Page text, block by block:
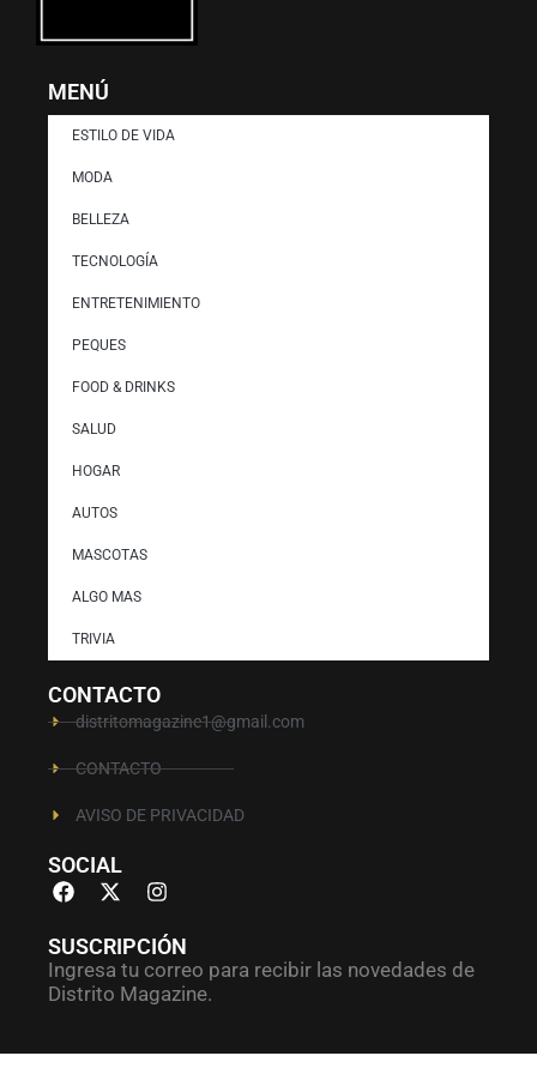
MENÚ
ESTILO DE VIDA
MODA
BELLEZA
TECNOLOGÍA
ENTRETENIMIENTO
PEQUES
FOOD & DRINKS
SALUD
HOGAR
AUTOS
MASCOTAS
ALGO MAS
TRIVIA
CONTACTO
distritomagazine1@gmail.com
CONTACTO
AVISO DE PRIVACIDAD
SOCIAL
SUSCRIPCIÓN
Ingresa tu correo para recibir las novedades de
Distrito Magazine.